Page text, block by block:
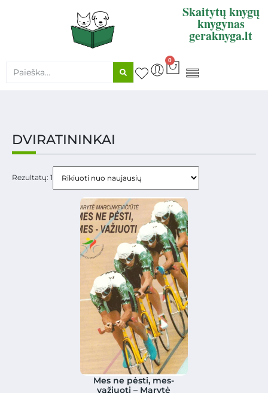
Skaitytų knygų
knygynas
geraknyga.lt
0
DVIRATININKAI
Rezultatų: 1
Mes ne pėsti, mes-
važiuoti – Marytė